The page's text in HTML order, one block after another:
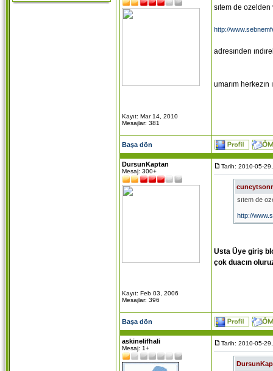
Kayıt: Mar 14, 2010
Mesajlar: 381
sıtem de ozelden
http://
adresınden
umarım herkezın
Başa dön
DursunKaptan
Mesaj: 300+
Kayıt: Feb 03, 2006
Mesajlar: 396
Tarih: 2010-05-
sıtem de
http://
umarım
Usta Üye giriş
çok duacın
Başa dön
askinelifhali
Mesaj: 1+
Tarih: 2010-05-